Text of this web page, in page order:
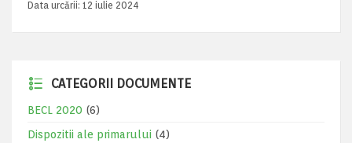
Data urcării: 12 iulie 2024
CATEGORII DOCUMENTE
BECL 2020 (6)
Dispozitii ale primarului (4)